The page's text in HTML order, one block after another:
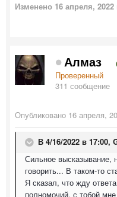
Изменено 16 апреля, 2022
Алмаз
Проверенный
311 сообщение
Опубликовано 16 апреля,
В 4/16/2022 в 17:00,
Сильное высказывание,
говорить... В таком-то
Я сказал, что жду
полномочий, с тобой